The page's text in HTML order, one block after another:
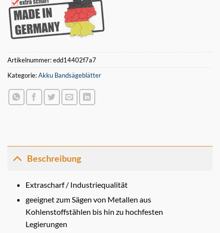
Artikelnummer:edd14402f7a7
Kategorie:Akku Bandsägeblätter
Beschreibung
Extrascharf / Industriequalität
geeignet zum Sägen von Metallen aus
Kohlenstoffstählen bis hin zu hochfesten
Legierungen